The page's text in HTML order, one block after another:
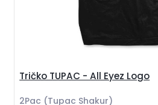
Tričko TUPAC - All Eyez Logo
2Pac (Tupac Shakur)